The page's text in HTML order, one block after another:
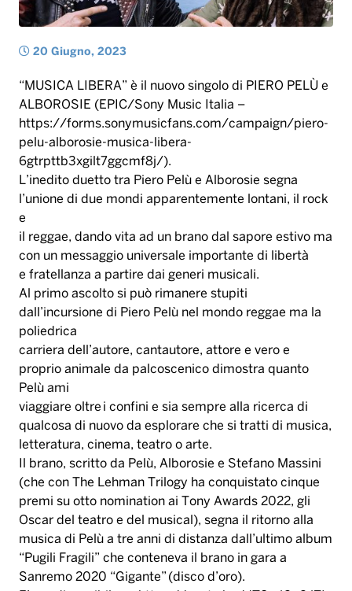
pelu-alborosie-musica-libera-
L’inedito duetto tra Piero Pelù e Alborosie segna
e
il reggae, dando vita ad un brano dal sapore estivo ma
con un messaggio universale importante di libertà
e fratellanza a partire dai generi musicali.
Al primo ascolto si può rimanere stupiti
dall’incursione di Piero Pelù nel mondo reggae ma la
poliedrica
carriera dell’autore, cantautore, attore e vero e
proprio animale da palcoscenico dimostra quanto
Pelù ami
viaggiare oltre i confini e sia sempre alla ricerca di
qualcosa di nuovo da esplorare che si tratti di musica,
letteratura, cinema, teatro o arte.
Il brano, scritto da Pelù, Alborosie e Stefano Massini
(che con The Lehman Trilogy ha conquistato cinque
premi su otto nomination ai Tony Awards 2022, gli
Oscar del teatro e del musical), segna il ritorno alla
musica di Pelù a tre anni di distanza dall’ultimo album
“Pugili Fragili” che conteneva il brano in gara a
Sanremo 2020 “Gigante” (disco d’oro).
E’ ora disponibile su https://youtu.be/dTSpJGxCJZI
il video ufficiale di “MUSICA LIBERA”. il clip, girato da
Marc Lucas per Borotalco.tv, racconta attraverso le
immagini il messaggio universale di amicizia, rispetto
e
amore che la musica porta con sé.